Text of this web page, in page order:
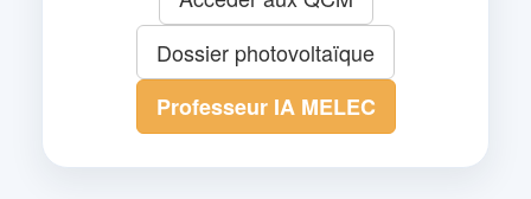
Dossier photovoltaïque
Professeur IA MELEC